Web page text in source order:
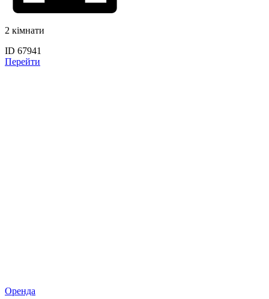
2 кімнати
ID 67941
Перейти
Оренда